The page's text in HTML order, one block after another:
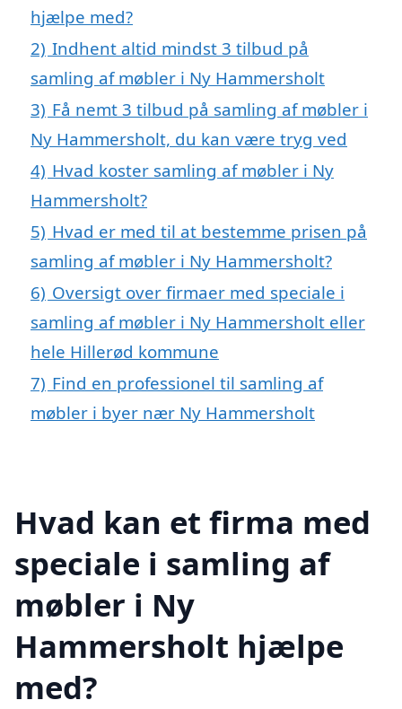
hjælpe med?
2) Indhent altid mindst 3 tilbud på
samling af møbler i Ny Hammersholt
3) Få nemt 3 tilbud på samling af møbler i
Ny Hammersholt, du kan være tryg ved
4) Hvad koster samling af møbler i Ny
Hammersholt?
5) Hvad er med til at bestemme prisen på
samling af møbler i Ny Hammersholt?
6) Oversigt over firmaer med speciale i
samling af møbler i Ny Hammersholt eller
hele Hillerød kommune
7) Find en professionel til samling af
møbler i byer nær Ny Hammersholt
Hvad kan et firma med
speciale i samling af
møbler i Ny
Hammersholt hjælpe
med?